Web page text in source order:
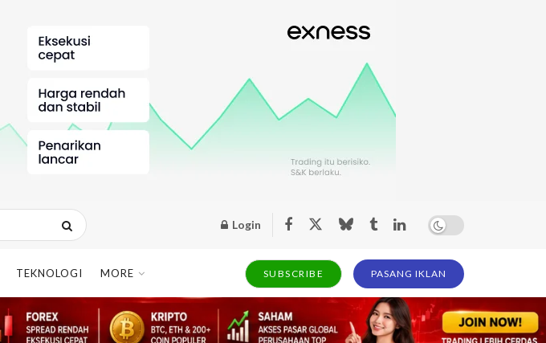
Login
TEKNOLOGI MORE SUBSCRIBE PASANG IKLAN